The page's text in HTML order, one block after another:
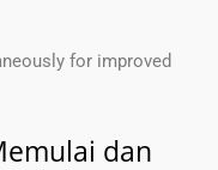
for improved
dan